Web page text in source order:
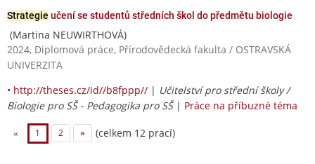
Strategie učení se studentů středních škol do předmětu biologie
(Martina NEUWIRTHOVÁ)
2024, Diplomová práce, Přírodovědecká fakulta / OSTRAVSKÁ
UNIVERZITA
• http://theses.cz/id//b8fppp// | Učitelství pro střední školy /
Biologie pro SŠ - Pedagogika pro SŠ| Práce na příbuzné téma
« 1 2 » (celkem 12 prací)